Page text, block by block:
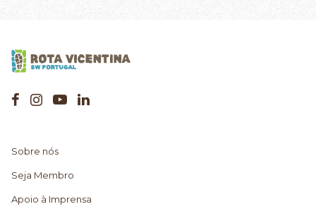
Sobre nós
Seja Membro
Apoio à Imprensa